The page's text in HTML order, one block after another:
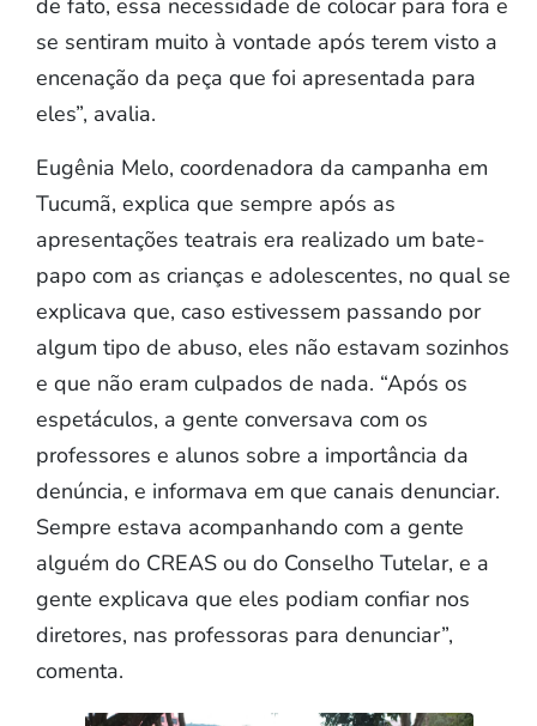
de fato, essa necessidade de colocar para fora e
se sentiram muito à vontade após terem visto a
encenação da peça que foi apresentada para
eles”, avalia.
Eugênia Melo, coordenadora da campanha em
Tucumã, explica que sempre após as
apresentações teatrais era realizado um bate-
papo com as crianças e adolescentes, no qual se
explicava que, caso estivessem passando por
algum tipo de abuso, eles não estavam sozinhos
e que não eram culpados de nada. “Após os
espetáculos, a gente conversava com os
professores e alunos sobre a importância da
denúncia, e informava em que canais denunciar.
Sempre estava acompanhando com a gente
alguém do CREAS ou do Conselho Tutelar, e a
gente explicava que eles podiam confiar nos
diretores, nas professoras para denunciar”,
comenta.